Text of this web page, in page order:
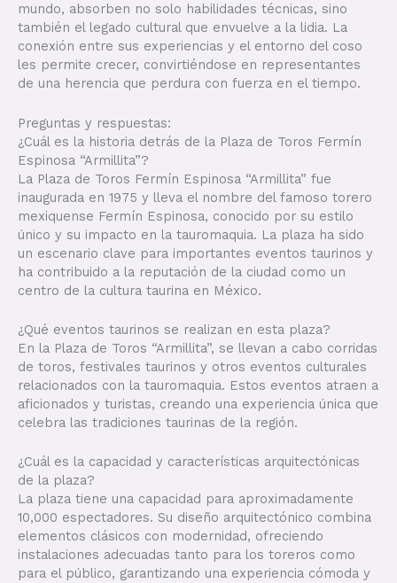
mundo, absorben no solo habilidades técnicas, sino
también el legado cultural que envuelve a la lidia. La
conexión entre sus experiencias y el entorno del coso
les permite crecer, convirtiéndose en representantes
de una herencia que perdura con fuerza en el tiempo.
Preguntas y respuestas:
¿Cuál es la historia detrás de la Plaza de Toros Fermín
Espinosa “Armillita”?
La Plaza de Toros Fermín Espinosa “Armillita” fue
inaugurada en 1975 y lleva el nombre del famoso torero
mexiquense Fermín Espinosa, conocido por su estilo
único y su impacto en la tauromaquia. La plaza ha sido
un escenario clave para importantes eventos taurinos y
ha contribuido a la reputación de la ciudad como un
centro de la cultura taurina en México.
¿Qué eventos taurinos se realizan en esta plaza?
En la Plaza de Toros “Armillita”, se llevan a cabo corridas
de toros, festivales taurinos y otros eventos culturales
relacionados con la tauromaquia. Estos eventos atraen a
aficionados y turistas, creando una experiencia única que
celebra las tradiciones taurinas de la región.
¿Cuál es la capacidad y características arquitectónicas
de la plaza?
La plaza tiene una capacidad para aproximadamente
10,000 espectadores. Su diseño arquitectónico combina
elementos clásicos con modernidad, ofreciendo
instalaciones adecuadas tanto para los toreros como
para el público, garantizando una experiencia cómoda y